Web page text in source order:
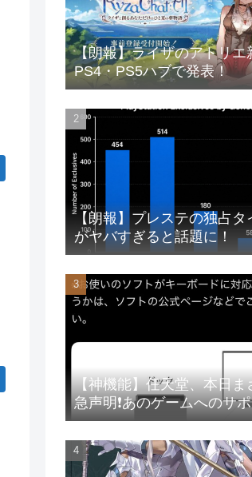
【朗報】ライザのアトリエ
PS4・PS5ハブで発表！
【朗報】プレステの独占タ
がヤバすぎると話題に！
【神機能】任天堂、本日ま
急声明❗あのゲームへのサ
底